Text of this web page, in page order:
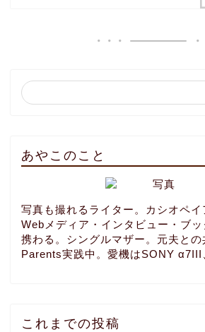
あやこのこと
写真も撮れるライター。カシオペイ
Webメディア・インタビュー・ブ
携わる。シングルマザー。元夫と
Parents実践中。愛機はSONY α7III
これまでの投稿